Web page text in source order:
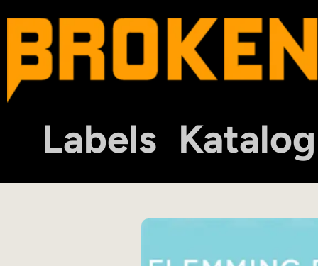
Labels Katalog